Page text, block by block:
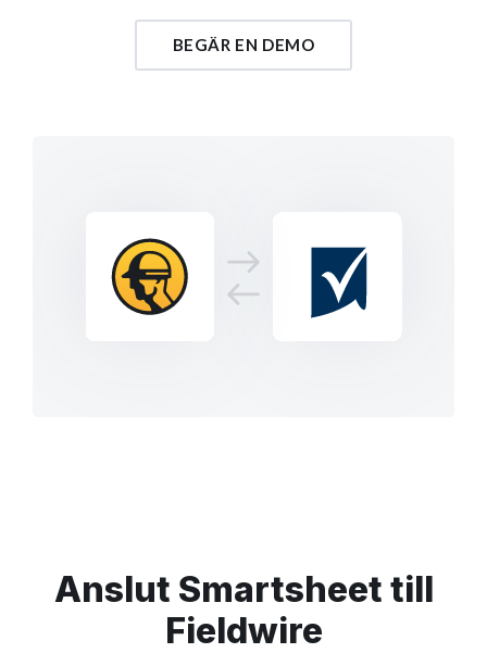
BEGÄR EN DEMO
Anslut Smartsheet till
Fieldwire